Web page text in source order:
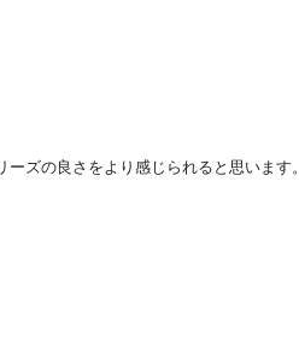
ズの良さをより感じられると思います。